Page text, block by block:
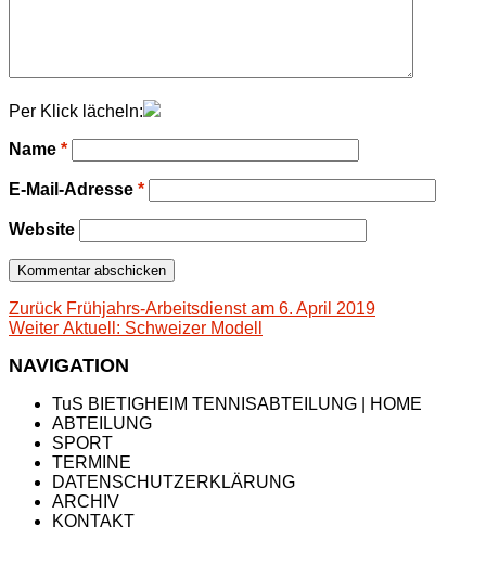
Per Klick lächeln:
Name *
E-Mail-Adresse *
Website
Beitragsnavigation
Zurück Vorheriger
Beitrag:
Frühjahrs-Arbeitsdienst am 6. April 2019
Weiter Nächster
Aktuell: Schweizer Modell
NAVIGATION
TuS BIETIGHEIM TENNISABTEILUNG | HOME
ABTEILUNG
SPORT
TERMINE
DATENSCHUTZERKLÄRUNG
ARCHIV
KONTAKT